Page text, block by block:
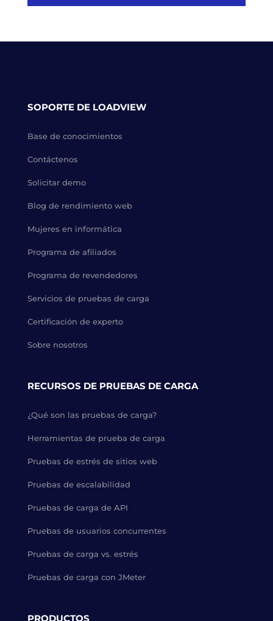
SOPORTE DE LOADVIEW
Base de conocimientos
Contáctenos
Solicitar demo
Blog de rendimiento web
Mujeres en informática
Programa de afiliados
Programa de revendedores
Servicios de pruebas de carga
Certificación de experto
Sobre nosotros
RECURSOS DE PRUEBAS DE CARGA
¿Qué son las pruebas de carga?
Herramientas de prueba de carga
Pruebas de estrés de sitios web
Pruebas de escalabilidad
Pruebas de carga de API
Pruebas de usuarios concurrentes
Pruebas de carga vs. estrés
Pruebas de carga con JMeter
PRODUCTOS